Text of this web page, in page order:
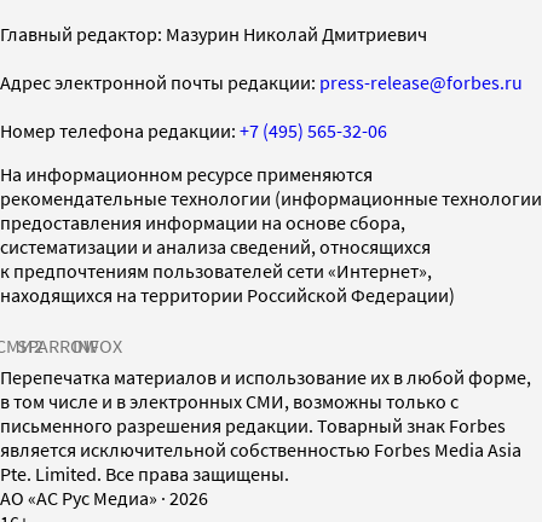
Главный редактор: Мазурин Николай Дмитриевич
Адрес электронной почты редакции: press-release@forbes.ru
Номер телефона редакции: +7 (495) 565-32-06
На информационном ресурсе применяются
рекомендательные технологии (информационные технологии
предоставления информации на основе сбора,
систематизации и анализа сведений, относящихся
к предпочтениям пользователей сети «Интернет»,
находящихся на территории Российской Федерации)
SPARROWINFOX
Перепечатка материалов и использование их в любой форме,
в том числе и в электронных СМИ, возможны только с
письменного разрешения редакции. Товарный знак Forbes
является исключительной собственностью Forbes Media Asia
Pte. Limited. Все права защищены.
AO «АС Рус Медиа» · 2026